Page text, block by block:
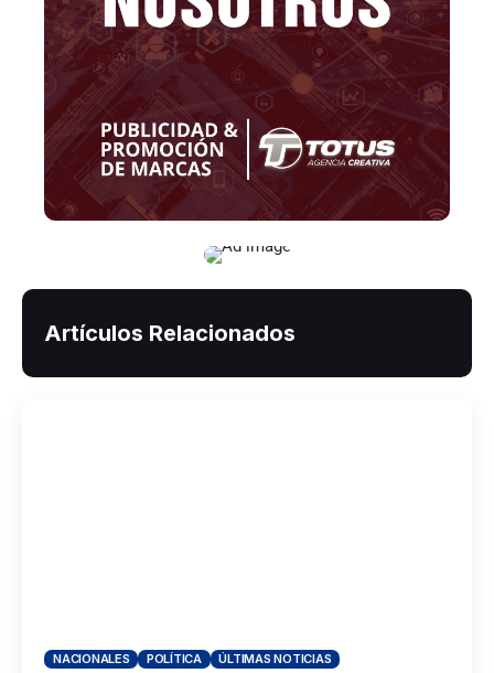
Artículos Relacionados
NACIONALES POLÍTICA ÚLTIMAS NOTICIAS